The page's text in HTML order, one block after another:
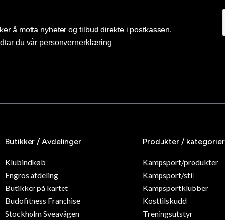
å motta nyheter og tilbud direkte i postkassen.
du vår personvernerklæring
Butikker / Avdelinger
Klubindkøb
Engros afdeling
Butikker på kartet
Budofitness Franchise
Stockholm Sveavägen
Produkter / kategorier
Kampsport/produkter
Kampsport/stil
Kampsportklubber
Kosttilskudd
Treningsutstyr